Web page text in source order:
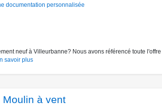
documentation personnalisée
neuf à Villeurbanne? Nous avons référencé toute l'offre
savoir plus
à vent